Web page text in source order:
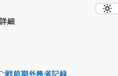
細
戦前期外務省記録